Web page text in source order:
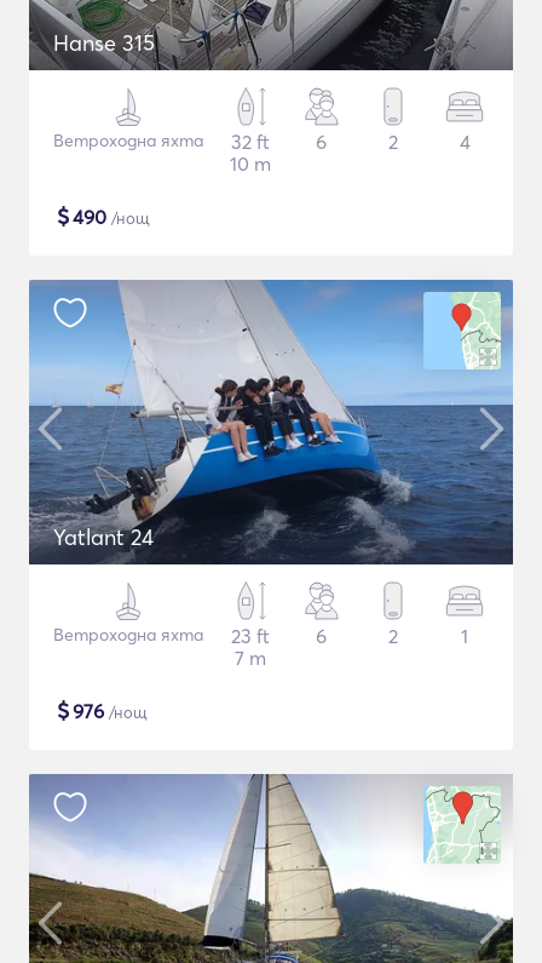
Hanse 315
Ветроходна яхта
32 ft
10 m
6 2 4
$490 /нощ
Yatlant 24
Ветроходна яхта
23 ft
7 m
6 2 1
$976 /нощ